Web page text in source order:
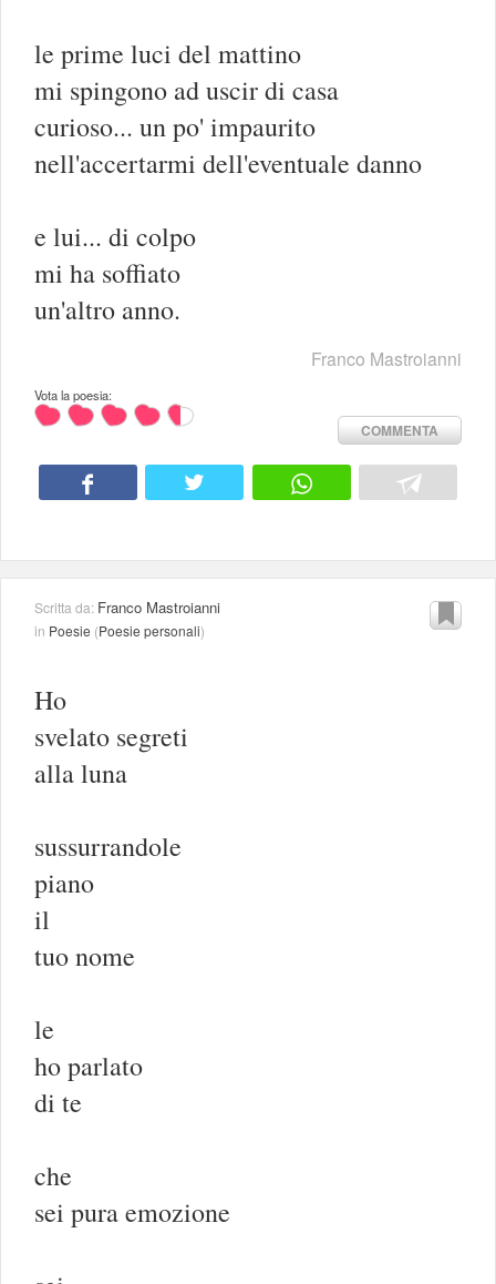
le prime luci del mattino
mi spingono ad uscir di casa
curioso... un po' impaurito
nell'accertarmi dell'eventuale danno
e lui... di colpo
mi ha soffiato
un'altro anno.
Franco Mastroianni
Vota la poesia:
COMMENTA
Scritta da: Franco Mastroianni
in Poesie (Poesie personali)
Ho
svelato segreti
alla luna
sussurrandole
piano
il
tuo nome
le
ho parlato
di te
che
sei pura emozione